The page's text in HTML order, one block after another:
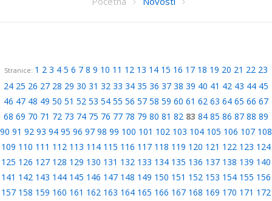
Stranice: 1 2 3 4 5 6 7 8 9 10 11 12 13 14 15 16 17 18 19 20 21 22 23
24 25 26 27 28 29 30 31 32 33 34 35 36 37 38 39 40 41 42 43 44 45
46 47 48 49 50 51 52 53 54 55 56 57 58 59 60 61 62 63 64 65 66 67
68 69 70 71 72 73 74 75 76 77 78 79 80 81 82 83 84 85 86 87 88 89
90 91 92 93 94 95 96 97 98 99 100 101 102 103 104 105 106 107 108
109 110 111 112 113 114 115 116 117 118 119 120 121 122 123 124
125 126 127 128 129 130 131 132 133 134 135 136 137 138 139 140
141 142 143 144 145 146 147 148 149 150 151 152 153 154 155 156
157 158 159 160 161 162 163 164 165 166 167 168 169 170 171 172